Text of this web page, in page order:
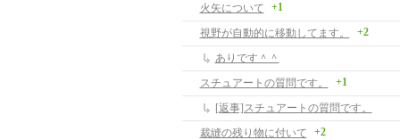
火矢について
+1
視野が自動的に移動してます。 +2
ありです＾＾
スチュアートの質問です。
+1
[返事]スチュアートの質問です。
裁縫の残り物に付いて
+2